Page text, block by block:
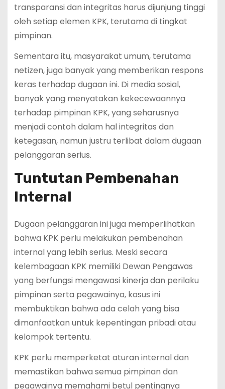
transparansi dan integritas harus dijunjung tinggi
oleh setiap elemen KPK, terutama di tingkat
pimpinan.
Sementara itu, masyarakat umum, terutama
netizen, juga banyak yang memberikan respons
keras terhadap dugaan ini. Di media sosial,
banyak yang menyatakan kekecewaannya
terhadap pimpinan KPK, yang seharusnya
menjadi contoh dalam hal integritas dan
ketegasan, namun justru terlibat dalam dugaan
pelanggaran serius.
Tuntutan Pembenahan
Internal
Dugaan pelanggaran ini juga memperlihatkan
bahwa KPK perlu melakukan pembenahan
internal yang lebih serius. Meski secara
kelembagaan KPK memiliki Dewan Pengawas
yang berfungsi mengawasi kinerja dan perilaku
pimpinan serta pegawainya, kasus ini
membuktikan bahwa ada celah yang bisa
dimanfaatkan untuk kepentingan pribadi atau
kelompok tertentu.
KPK perlu memperketat aturan internal dan
memastikan bahwa semua pimpinan dan
pegawainya memahami betul pentingnya